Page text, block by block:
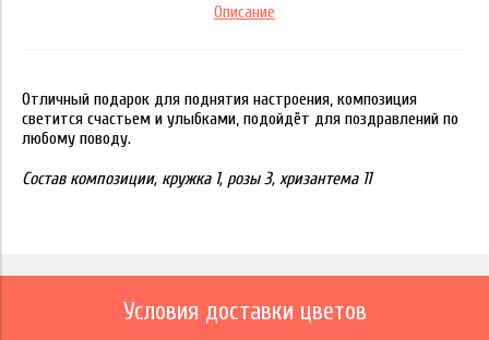
Описание
Отличный подарок для поднятия настроения, композиция
светится счастьем и улыбками, подойдёт для поздравлений по
любому поводу.
Состав композиции, кружка 1, розы 3, хризантема 11
Условия доставки цветов